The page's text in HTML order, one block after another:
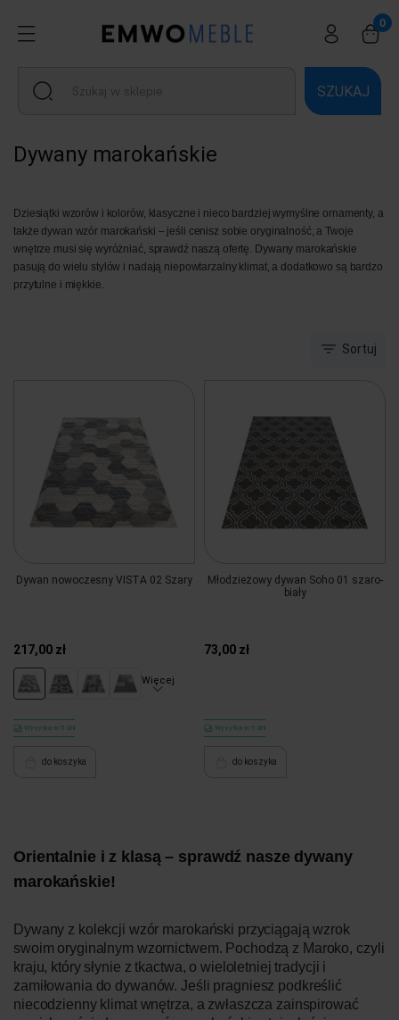
SZUKAJ
Dywany marokańskie
Dziesiątki wzorów i kolorów, klasyczne i nieco bardziej wymyślne ornamenty, a
także dywan wzór marokański – jeśli cenisz sobie oryginalność, a Twoje
wnętrze musi się wyróżniać, sprawdź naszą ofertę. Dywany marokańskie
pasują do wielu stylów i nadają niepowtarzalny klimat, a dodatkowo są bardzo
przytulne i miękkie.
Sortuj
Dywan nowoczesny VISTA 02 Szary
217,00 zł
Więcej
Wysyłka w 5 dni
do koszyka
Młodzieżowy dywan Soho 01 szaro-
biały
73,00 zł
Wysyłka w 5 dni
do koszyka
Orientalnie i z klasą – sprawdź nasze dywany
marokańskie!
Dywany z kolekcji wzór marokański przyciągają wzrok
swoim oryginalnym wzornictwem. Pochodzą z Maroko, czyli
kraju, który słynie z tkactwa, o wieloletniej tradycji i
zamiłowania do dywanów. Jeśli pragniesz podkreślić
niecodzienny klimat wnętrza, a zwłaszcza zainspirować